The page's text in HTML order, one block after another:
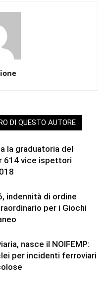
DI QUESTO AUTORE
la graduatoria del
614 vice ispettori
indennità di ordine
per i Giochi
nasce il NOIFEMP:
per incidenti ferroviari